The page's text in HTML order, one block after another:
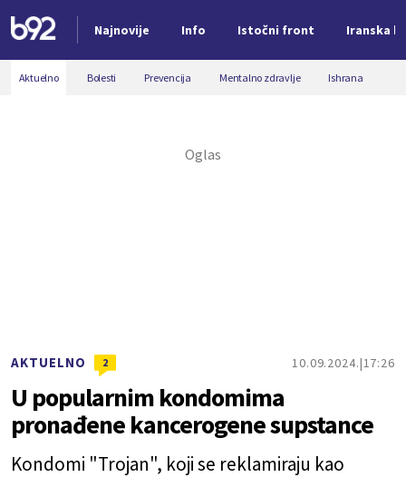
Najnovije Info Istočni front Iranska
Nova vest
Aktuelno Bolesti Prevencija Mentalno zdravlje Ishrana
AKTUELNO 2 10.09.2024. 17:26
U popularnim kondomima
pronađene kancerogene supstance
Kondomi "Trojan", koji se reklamiraju kao